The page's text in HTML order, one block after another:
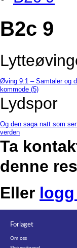
B2c 9
Øving 9:1 – Samtaler og
kommode (5)
Lydspor
Og den saga natt som
verden
Ta
denne
Eller
Forlaget
Om oss